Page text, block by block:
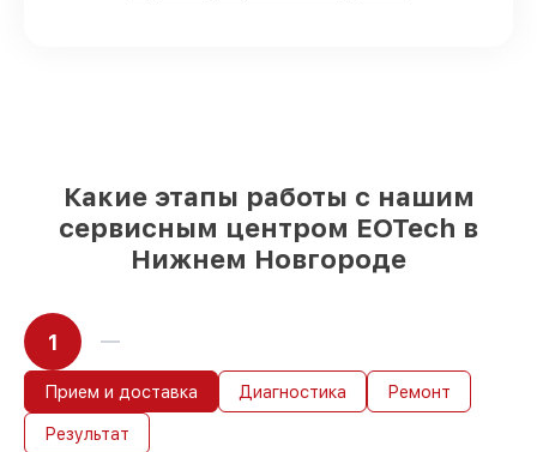
Какие этапы работы с нашим
сервисным центром EOTech в
Нижнем Новгороде
1
Прием и доставка Диагностика Ремонт
Результат